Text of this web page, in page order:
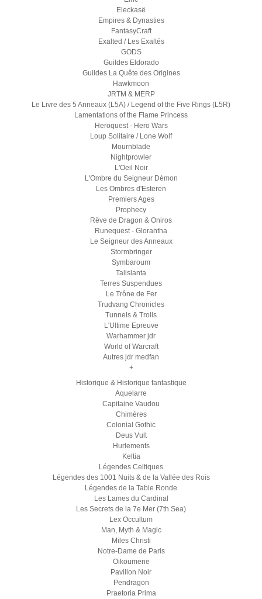
Eleckasë
Empires & Dynasties
FantasyCraft
Exalted / Les Exaltés
GODS
Guildes Eldorado
Guildes La Quête des Origines
Hawkmoon
JRTM & MERP
Le Livre des 5 Anneaux (L5A) / Legend of the Five Rings (L5R)
Lamentations of the Flame Princess
Heroquest - Hero Wars
Loup Solitaire / Lone Wolf
Mournblade
Nightprowler
L'Oeil Noir
L'Ombre du Seigneur Démon
Les Ombres d'Esteren
Premiers Ages
Prophecy
Rêve de Dragon & Oniros
Runequest - Glorantha
Le Seigneur des Anneaux
Stormbringer
Symbaroum
Talislanta
Terres Suspendues
Le Trône de Fer
Trudvang Chronicles
Tunnels & Trolls
L'Ultime Epreuve
Warhammer jdr
World of Warcraft
Autres jdr medfan
+
Historique & Historique fantastique
Aquelarre
Capitaine Vaudou
Chimères
Colonial Gothic
Deus Vult
Hurlements
Keltia
Légendes Celtiques
Légendes des 1001 Nuits & de la Vallée des Rois
Légendes de la Table Ronde
Les Lames du Cardinal
Les Secrets de la 7e Mer (7th Sea)
Lex Occultum
Man, Myth & Magic
Miles Christi
Notre-Dame de Paris
Oikoumene
Pavillon Noir
Pendragon
Praetoria Prima